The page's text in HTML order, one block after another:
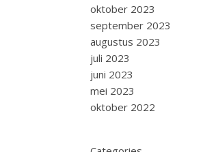
oktober 2023
september 2023
augustus 2023
juli 2023
juni 2023
mei 2023
oktober 2022